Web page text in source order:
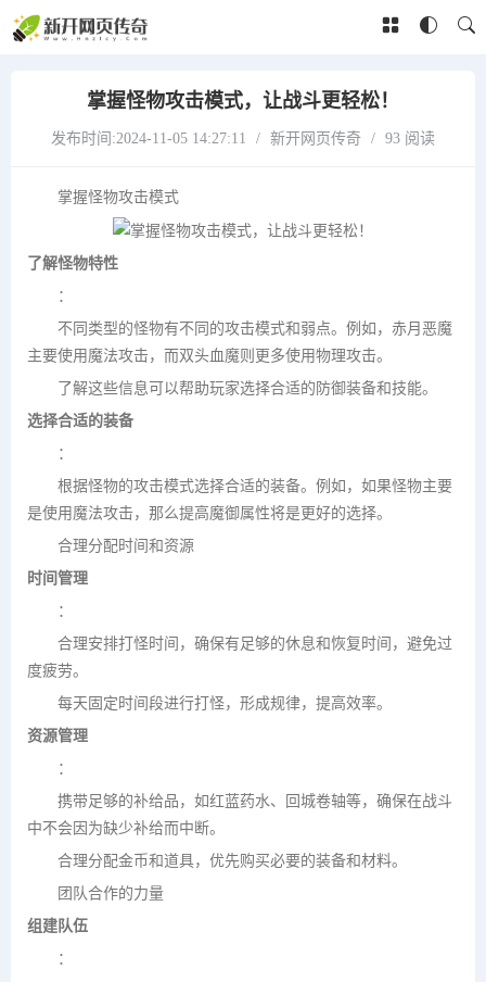
掌握怪物攻击模式，让战斗更轻松！
发布时间:2024-11-05 14:27:11 / 新开网页传奇 / 93 阅读
掌握怪物攻击模式
了解怪物特性
：
不同类型的怪物有不同的攻击模式和弱点。例如，赤月恶魔
主要使用魔法攻击，而双头血魔则更多使用物理攻击。
了解这些信息可以帮助玩家选择合适的防御装备和技能。
选择合适的装备
：
根据怪物的攻击模式选择合适的装备。例如，如果怪物主要
是使用魔法攻击，那么提高魔御属性将是更好的选择。
合理分配时间和资源
时间管理
：
合理安排打怪时间，确保有足够的休息和恢复时间，避免过
度疲劳。
每天固定时间段进行打怪，形成规律，提高效率。
资源管理
：
携带足够的补给品，如红蓝药水、回城卷轴等，确保在战斗
中不会因为缺少补给而中断。
合理分配金币和道具，优先购买必要的装备和材料。
团队合作的力量
组建队伍
：